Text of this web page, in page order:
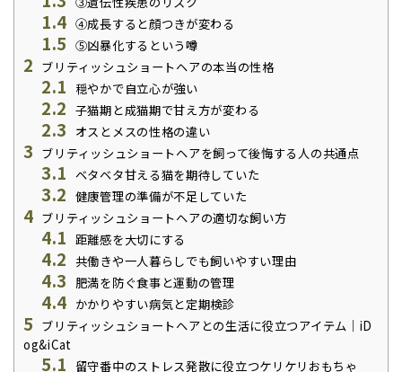
1.4 ④成長すると顔つきが変わる
1.5 ⑤凶暴化するという噂
2 ブリティッシュショートヘアの本当の性格
2.1 穏やかで自立心が強い
2.2 子猫期と成猫期で甘え方が変わる
2.3 オスとメスの性格の違い
3 ブリティッシュショートヘアを飼って後悔する人の共通点
3.1 ベタベタ甘える猫を期待していた
3.2 健康管理の準備が不足していた
4 ブリティッシュショートヘアの適切な飼い方
4.1 距離感を大切にする
4.2 共働きや一人暮らしでも飼いやすい理由
4.3 肥満を防ぐ食事と運動の管理
4.4 かかりやすい病気と定期検診
5 ブリティッシュショートヘアとの生活に役立つアイテム｜iD
og&iCat
5.1 留守番中のストレス発散に役立つケリケリおもちゃ